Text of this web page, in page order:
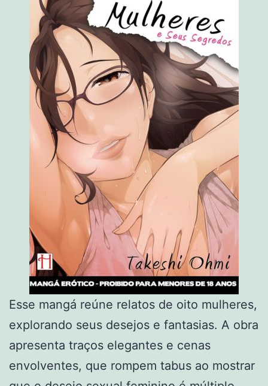
Esse mangá reúne relatos de oito mulheres,
explorando seus desejos e fantasias. A obra
apresenta traços elegantes e cenas
envolventes, que rompem tabus ao mostrar